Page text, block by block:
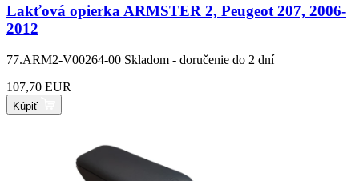
Lakťová opierka ARMSTER 2, Peugeot 207, 2006-
2012
77.ARM2-V00264-00 Skladom - doručenie do 2 dní
107,70 EUR
Kúpiť